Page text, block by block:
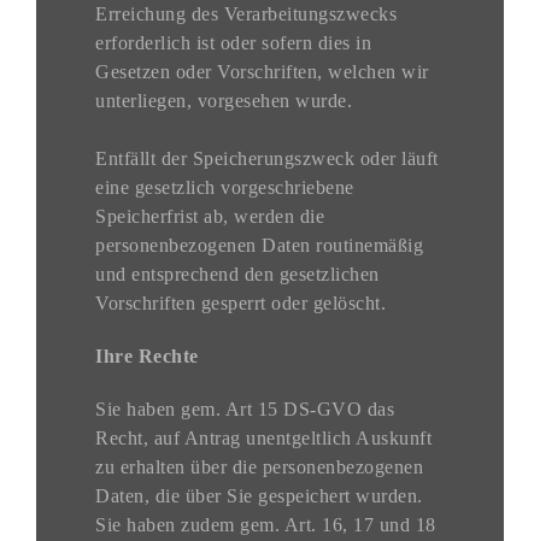
Erreichung des Verarbeitungszwecks
erforderlich ist oder sofern dies in
Gesetzen oder Vorschriften, welchen wir
unterliegen, vorgesehen wurde.
Entfällt der Speicherungszweck oder läuft
eine gesetzlich vorgeschriebene
Speicherfrist ab, werden die
personenbezogenen Daten routinemäßig
und entsprechend den gesetzlichen
Vorschriften gesperrt oder gelöscht.
Ihre Rechte
Sie haben gem. Art 15 DS-GVO das
Recht, auf Antrag unentgeltlich Auskunft
zu erhalten über die personenbezogenen
Daten, die über Sie gespeichert wurden.
Sie haben zudem gem. Art. 16, 17 und 18